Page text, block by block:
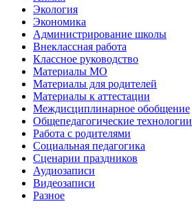
Экология
Экономика
Администрирование школы
Внеклассная работа
Классное руководство
Материалы МО
Материалы для родителей
Материалы к аттестации
Междисциплинарное обобщение
Общепедагогические технологии
Работа с родителями
Социальная педагогика
Сценарии праздников
Аудиозаписи
Видеозаписи
Разное